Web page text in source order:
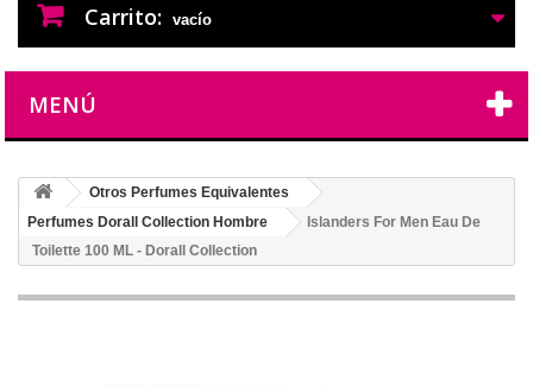
Carrito: vacío
MENÚ
Otros Perfumes Equivalentes
Perfumes Dorall Collection Hombre
Islanders For Men Eau De
Toilette 100 ML - Dorall Collection